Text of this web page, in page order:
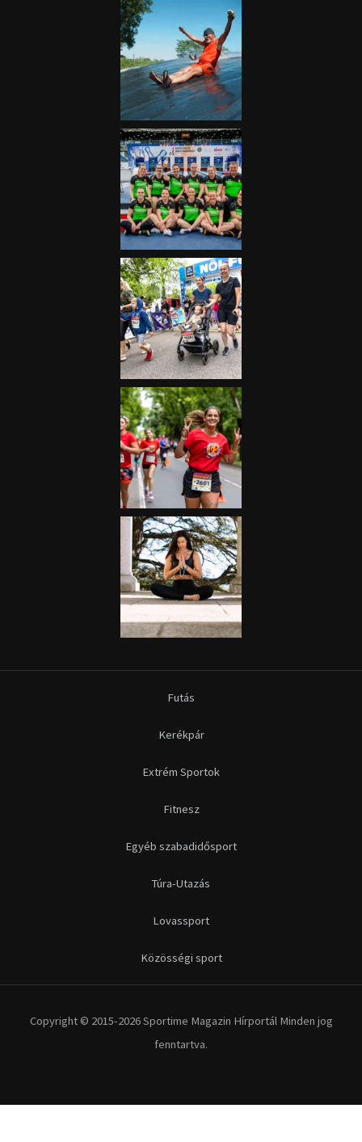
Futás
Kerékpár
Extrém Sportok
Fitnesz
Egyéb szabadidősport
Túra-Utazás
Lovassport
Közösségi sport
Copyright © 2015-2026 Sportime Magazin Hírportál Minden jog
fenntartva.